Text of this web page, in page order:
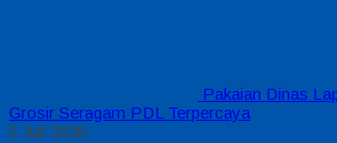
Pakaian Dinas
Grosir Seragam PDL Terpercaya
5 Juli 2026